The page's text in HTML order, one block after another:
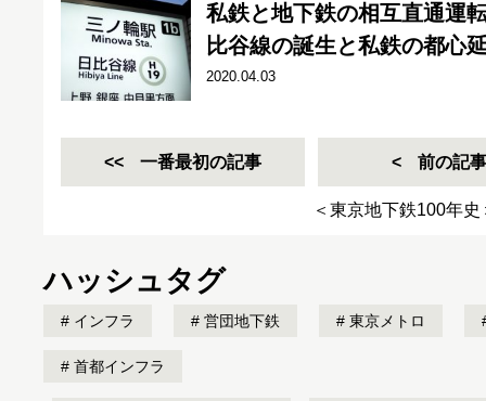
私鉄と地下鉄の相互直通運
比谷線の誕生と私鉄の都心
2020.04.03
一番最初の記事 前の記事
＜東京地下鉄100年
ハッシュタグ
インフラ 営団地下鉄 東京メトロ
首都インフラ